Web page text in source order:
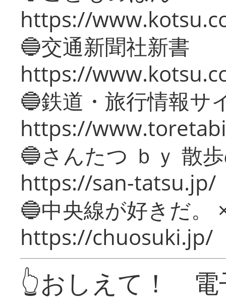
https://
🔵交通新聞社新書
https://
🔵鉄道・旅行情報サ
https://
🔵さんたつ ｂｙ 散
https://san-tatsu.jp/
🔵中央線が好きだ。
https://chuosuki.jp/
👆おしえて！ 電